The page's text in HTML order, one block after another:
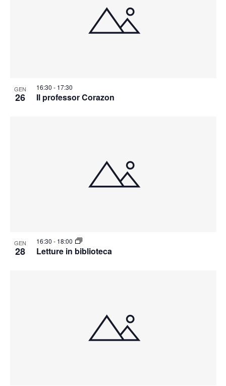
GEN
26 Il professor Corazon
16:30 - 17:30
GEN
28 Letture in biblioteca
16:30 - 18:00